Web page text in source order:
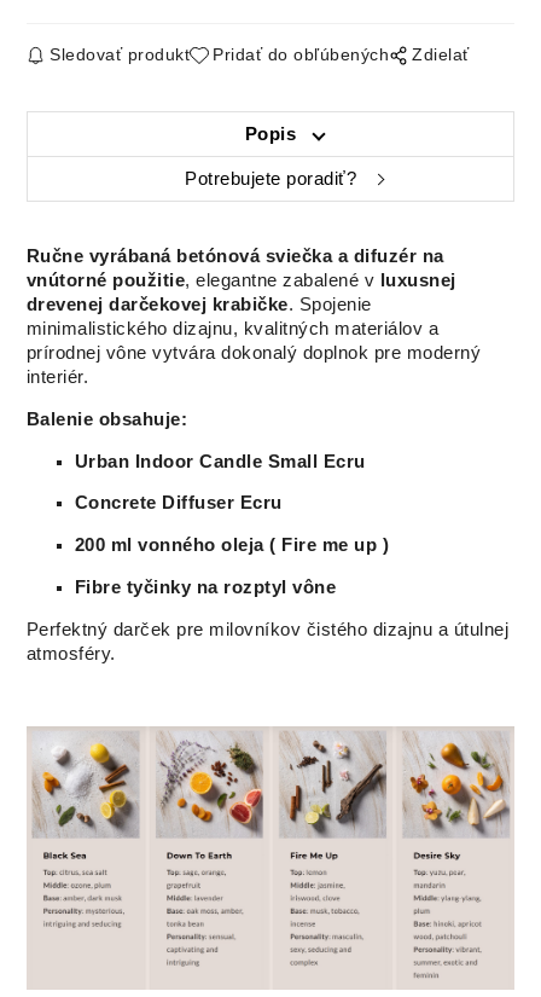
Sledovať produkt Pridať do obľúbených Zdielať
Popis
Potrebujete poradiť?
Ručne vyrábaná betónová sviečka a difuzér na
vnútorné použitie, elegantne zabalené v
luxusnej
drevenej darčekovej krabičke. Spojenie
minimalistického dizajnu, kvalitných materiálov a
prírodnej vône vytvára dokonalý doplnok pre moderný
interiér.
Balenie obsahuje:
Urban Indoor Candle Small Ecru
Concrete Diffuser Ecru
200 ml vonného oleja ( Fire me up )
Fibre tyčinky na rozptyl vône
Perfektný darček pre milovníkov čistého dizajnu a útulnej
atmosféry.